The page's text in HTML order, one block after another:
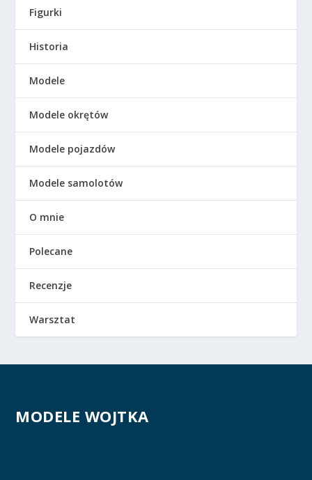
Figurki
Historia
Modele
Modele okrętów
Modele pojazdów
Modele samolotów
O mnie
Polecane
Recenzje
Warsztat
MODELE WOJTKA